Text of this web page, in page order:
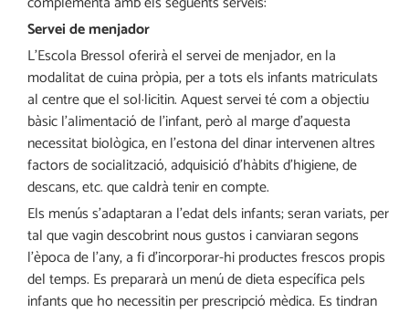
Servei de menjador
L’Escola Bressol oferirà el servei de menjador, en la
modalitat de cuina pròpia, per a tots els infants matriculats
al centre que el sol·licitin. Aquest servei té com a objectiu
bàsic l’alimentació de l’infant, però al marge d’aquesta
necessitat biològica, en l’estona del dinar intervenen altres
factors de socialització, adquisició d’hàbits d’higiene, de
descans, etc. que caldrà tenir en compte.
Els menús s’adaptaran a l’edat dels infants; seran variats, per
tal que vagin descobrint nous gustos i canviaran segons
l’època de l’any, a fi d’incorporar-hi productes frescos propis
del temps. Es prepararà un menú de dieta específica pels
infants que ho necessitin per prescripció mèdica. Es tindran